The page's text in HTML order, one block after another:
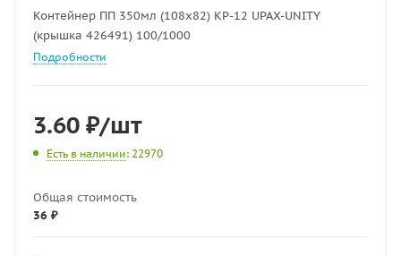
Контейнер ПП 350мл (108х82) КР-12 UPAX-UNITY
(крышка 426491) 100/1000
Подробности
3.60 ₽/шт
Есть в наличии: 22970
Общая стоимость
36 ₽